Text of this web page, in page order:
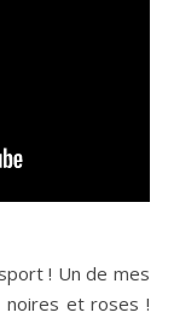
! Un de mes
noires et roses !